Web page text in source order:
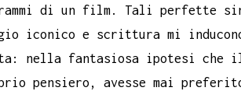
di un film. Tali perfette
iconico e scrittura mi
nella fantasiosa ipotesi
pensiero, avesse mai